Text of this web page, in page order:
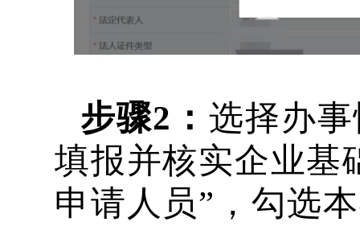
步骤2： 选择办
填报并核实企业基
申请人员”，勾选